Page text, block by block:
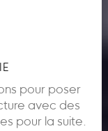
pour poser
avec des
pour la suite.